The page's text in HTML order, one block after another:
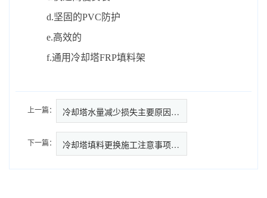
d.坚固的PVC防护
e.高效的
f.通用冷却塔FRP填料架
上一篇： 冷却塔水量减少损失主要原因是什…
下一篇： 冷却塔填料更换施工注意事项及施